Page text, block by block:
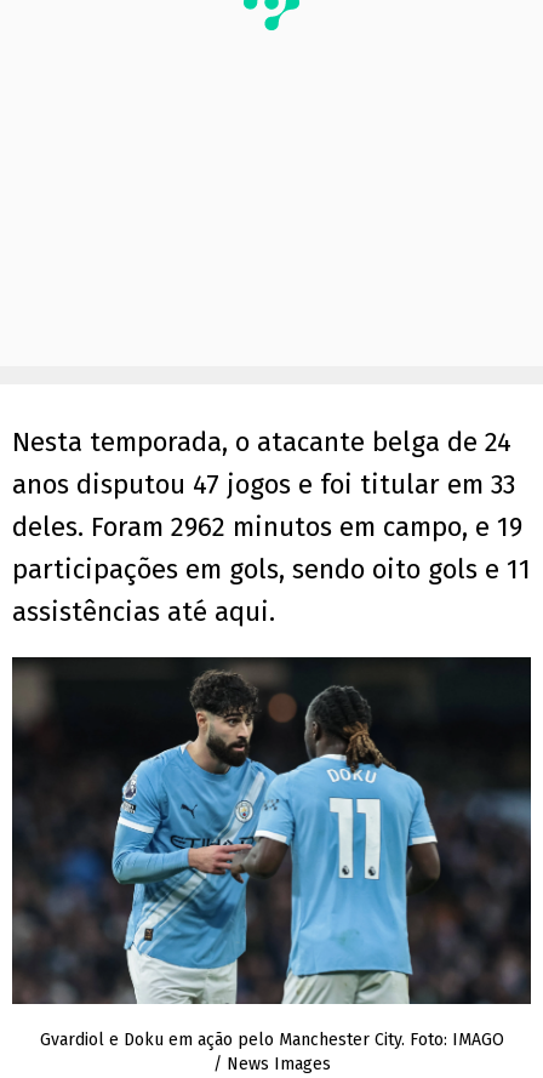
Nesta temporada, o atacante belga de 24
anos disputou 47 jogos e foi titular em 33
deles. Foram 2962 minutos em campo, e 19
participações em gols, sendo oito gols e 11
assistências até aqui.
Gvardiol e Doku em ação pelo Manchester City. Foto: IMAGO
/ News Images